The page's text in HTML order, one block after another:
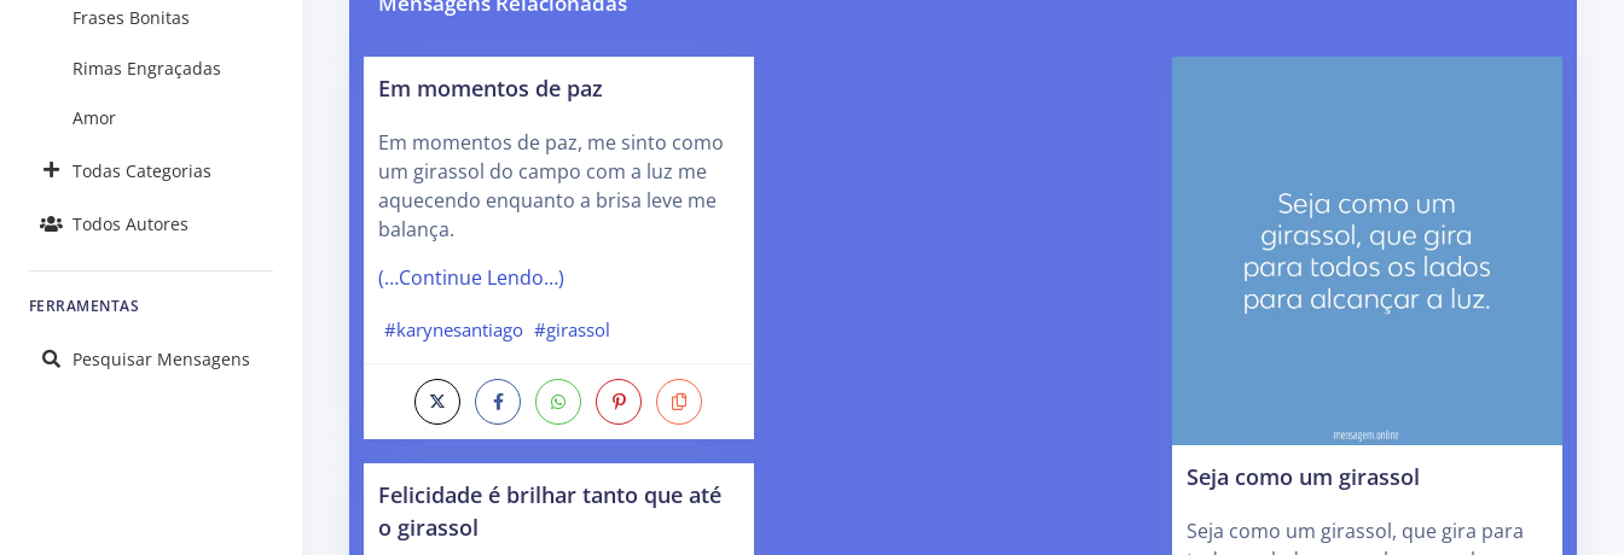
Frases Bonitas
Rimas Engraçadas
Amor
Todas Categorias
Todos Autores
FERRAMENTAS
Pesquisar Mensagens
Em momentos de paz
Em momentos de paz, me sinto como
um girassol do campo com a luz me
aquecendo enquanto a brisa leve me
balança.
(…Continue Lendo…)
#karynesantiago #girassol
Felicidade é brilhar tanto que até
o girassol
Seja como um girassol
Seja como um girassol, que gira para